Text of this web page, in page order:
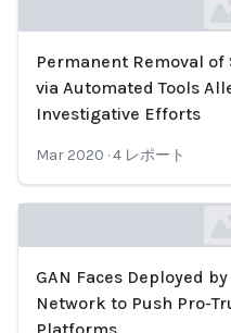
Loading...
Permanent Removal
via Automated Tools
Investigative Efforts
Mar 2020 ·4 レポート
Loading...
GAN Faces Deployed
Network to Push Pro-